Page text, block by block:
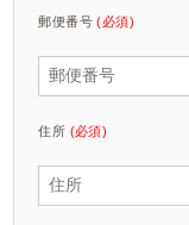
郵便番号(必須)
住所 (必須)